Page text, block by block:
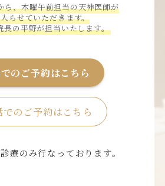
、木曜午前担当の天神医師が
らせていただきます。
長の平野が担当いたします。
のご予約はこちら
でのご予約はこちら
療のみ行なっております。